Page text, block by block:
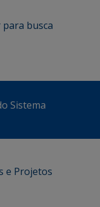
para busca
Sistema
e Projetos